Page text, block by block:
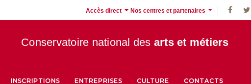
Accès direct Nos centres et partenaires
Conservatoire national des arts et métiers
INSCRIPTIONS ENTREPRISES CULTURE CONTACTS